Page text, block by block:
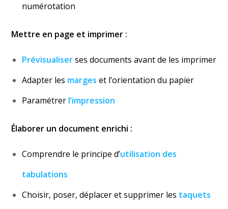
numérotation
Mettre en page et imprimer :
Prévisualiserses documents avant de les imprimer
Adapter les marges et l’orientation du papier
Paramétrer l’impression
Élaborer un document enrichi :
Comprendre le principe d’utilisation des
tabulations
Choisir, poser, déplacer et supprimer les taquets